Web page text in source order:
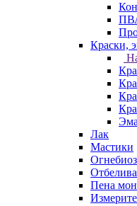
Краски,
Лак
Мастики
Пена